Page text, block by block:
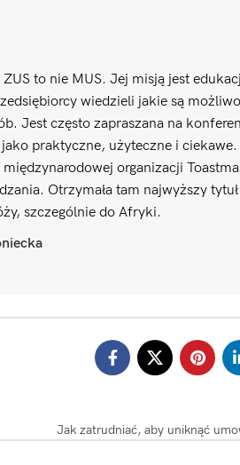
to nie MUS. Jej misją jest
wiedzieli jakie są
Jest często zapraszana na
praktyczne, użyteczne i
organizacji
Otrzymała tam najwyższy
szczególnie do Afryki.
Jak zatrudniać, aby uniknąć